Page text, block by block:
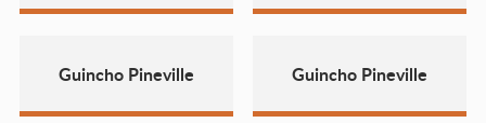
Guincho Pineville Guincho Pineville